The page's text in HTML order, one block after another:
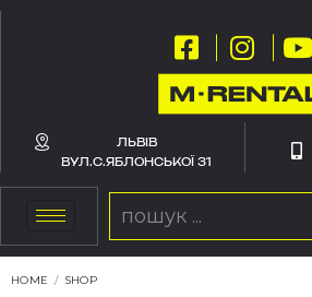
ЛЬВІВ
ВУЛ.С.ЯБЛОНСЬКОЇ 31
HOME / SHOP